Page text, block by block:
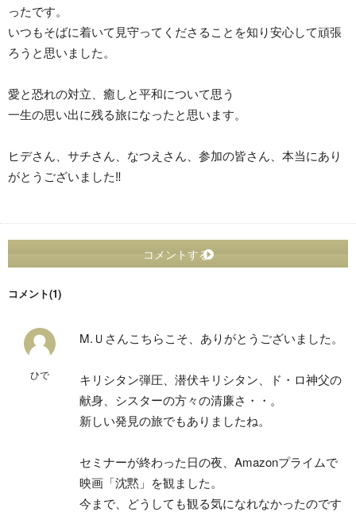
ったです。
いつもそばに着いて見守ってくださることを知り安心して頑張
ろうと思いました。
愛と恐れの対立、癒しと平和について思う
一生の思い出に残る旅になったと思います。
ヒデさん、サチさん、なつえさん、参加の皆さん、本当にあり
がとうございました‼︎
コメントする
コメント(1)
ひで
M.Ｕさんこちらこそ、ありがとうございました。
キリシタン弾圧、潜伏キリシタン、ド・ロ神父の
献身、シスターの方々の清廉さ・・。
新しい発見の旅でもありましたね。
セミナーが終わった日の夜、Amazonプライムで
映画「沈黙」を観ました。
今まで、どうしても観る気になれなかったのです